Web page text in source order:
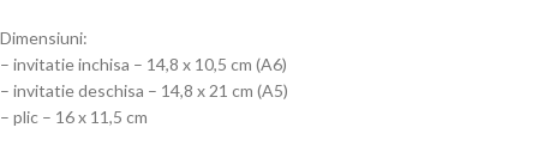
Dimensiuni:
– invitatie inchisa – 14,8 x 10,5 cm (A6)
– invitatie deschisa – 14,8 x 21 cm (A5)
– plic – 16 x 11,5 cm